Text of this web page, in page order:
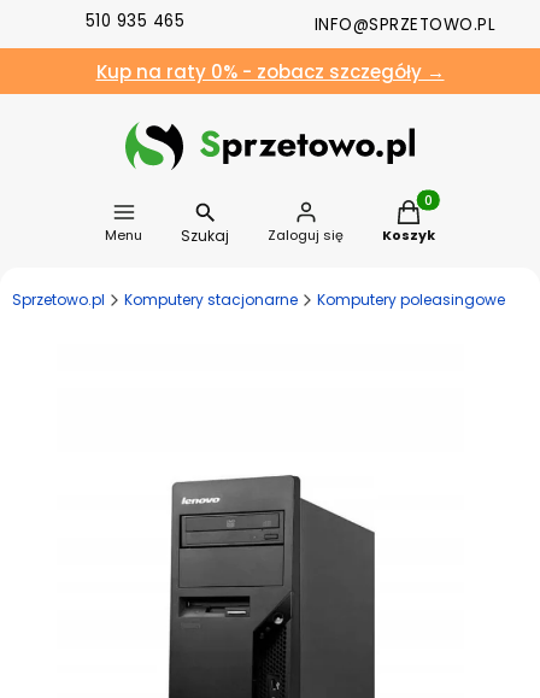
510 935 465 INFO@SPRZETOWO.PL
Kup na raty 0% - zobacz szczegóły →
Menu Szukaj Zaloguj się
Produkty w
Koszyk
Sprzetowo.pl Komputery stacjonarne Komputery poleasingowe